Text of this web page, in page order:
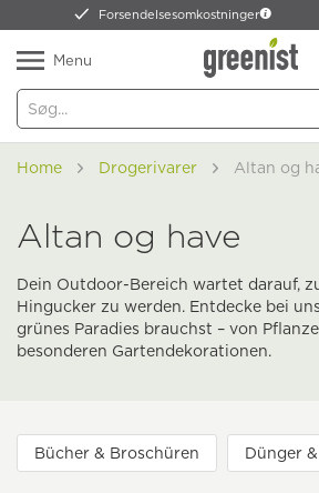
Forsendelsesomkostninger
Menu
Home Drogerivarer Altan og
Altan og have
Dein Outdoor-Bereich wartet darauf,
Hingucker zu werden. Entdecke bei
grünes Paradies brauchst – von
besonderen Gartendekorationen.
Bücher & Broschüren Dünger